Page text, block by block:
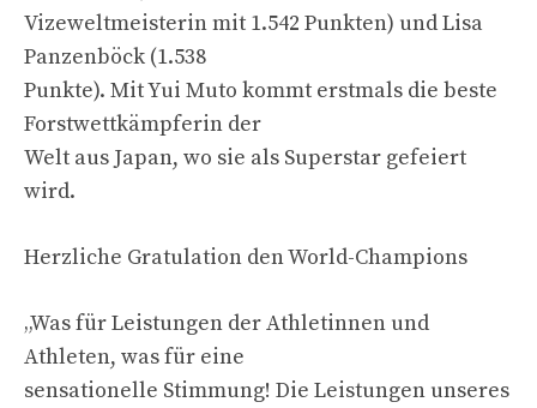
Vizeweltmeisterin mit 1.542 Punkten) und Lisa
Panzenböck (1.538
Punkte). Mit Yui Muto kommt erstmals die beste
Forstwettkämpferin der
Welt aus Japan, wo sie als Superstar gefeiert
wird.
Herzliche Gratulation den World-Champions
„Was für Leistungen der Athletinnen und
Athleten, was für eine
sensationelle Stimmung! Die Leistungen unseres